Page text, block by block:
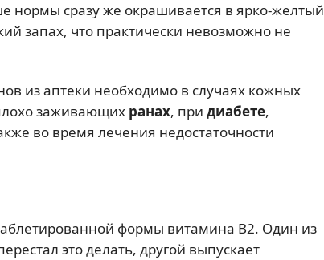
сразу же окрашивается в ярко-желтый
запах, что практически невозможно не
из аптеки необходимо в случаях кожных
заживающих ранах, при диабете,
во время лечения недостаточности
формы витамина В2. Один из
это делать, другой выпускает